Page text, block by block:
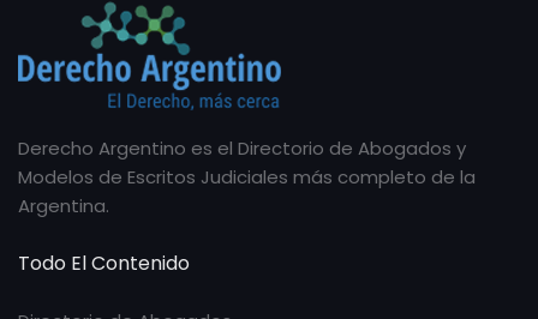
Derecho Argentino es el Directorio de Abogados y
Modelos de Escritos Judiciales más completo de la
Argentina.
Todo El Contenido